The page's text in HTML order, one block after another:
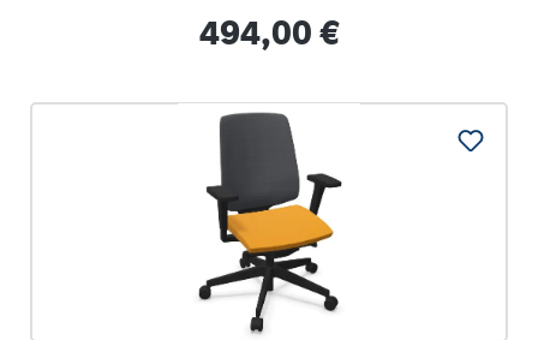
Regulärer Preis:
494,00 €